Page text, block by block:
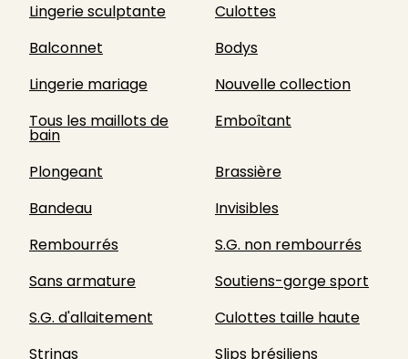
Lingerie sculptante
Culottes
Balconnet
Bodys
Lingerie mariage
Nouvelle collection
Tous les maillots de
bain
Emboîtant
Plongeant
Brassière
Bandeau
Invisibles
Rembourrés
S.G. non rembourrés
Sans armature
Soutiens-gorge sport
S.G. d'allaitement
Culottes taille haute
Strings
Slips brésiliens